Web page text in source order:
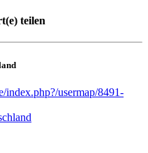
teilen
index.php?/usermap/8491-